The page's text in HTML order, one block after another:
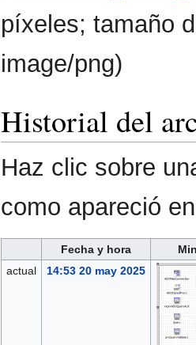
píxeles; tamaño
image/png)
Historial del
Haz clic sobre
como apareció
Fecha y hora
actual
14:53 20 may 2025